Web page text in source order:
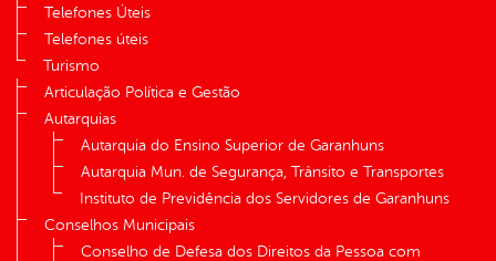
Telefones Úteis
Telefones úteis
Turismo
Articulação Política e Gestão
Autarquias
Autarquia do Ensino Superior de Garanhuns
Autarquia Mun. de Segurança, Trânsito e Transportes
Instituto de Previdência dos Servidores de Garanhuns
Conselhos Municipais
Conselho de Defesa dos Direitos da Pessoa com